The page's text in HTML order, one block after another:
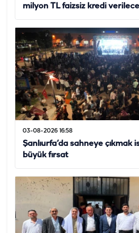
milyon TL faizsiz kredi
03-08-2026 16:58
Şanlıurfa’da sahneye çıkmak
büyük fırsat